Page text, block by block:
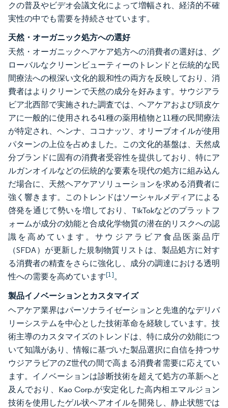
クの普及やビデオ会議文化によって増幅され、経済的不確
実性の中でも需要を持続させています。
天然・オーガニック処方への選好
天然・オーガニックヘアケア処方への消費者の選好は、グ
ローバルなクリーンビューティーのトレンドと伝統的な民
間療法への根深い文化的親和性の両方を反映しており、消
費者はよりクリーンで天然の成分を好みます。サウジアラ
ビア北西部で実施された調査では、ヘアケアおよび頭皮ケ
アに一般的に使用される41種の薬用植物と11種の民間療法
が特定され、ヘンナ、ココナッツ、オリーブオイルが使用
パターンの上位を占めました。この文化的基盤は、天然成
分ブランドに固有の消費者受容性を提供しており、特にア
ルガンオイルなどの伝統的な要素を現代の処方に組み込ん
だ場合に、天然ヘアケアソリューションを求める消費者に
強く響きます。このトレンドはソーシャルメディアによる
啓発を通じて勢いを増しており、TikTokなどのプラットフ
ォームが成分の効能と合成化学物質の潜在的リスクへの認
識を高めています。サウジアラビア食品医薬品庁
（SFDA）が更新した規制物質リストは、製品処方に対す
る消費者の精査をさらに強化し、成分の調達における透明
性への需要を高めています[1]。
製品イノベーションとカスタマイズ
ヘアケア業界はパーソナライゼーションと先進的なデリバ
リーシステムを中心とした技術革命を経験しています。技
術主導のカスタマイズのトレンドは、特に成分の効能につ
いて知識があり、情報に基づいた製品選択に自信を持つサ
ウジアラビアのZ世代の間で高まる消費者需要に応えてい
ます。イノベーションは診断技術を超えて処方の革新へと
及んでおり、Kao Corp.が安定化した高内相エマルジョン
技術を使用したゲル状ヘアオイルを開発し、静止状態では